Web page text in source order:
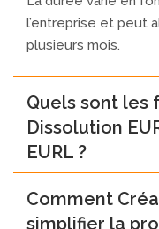
l’entreprise et peut
plusieurs mois.
Quels sont les
Dissolution
EURL ?
Comment
simplifier la